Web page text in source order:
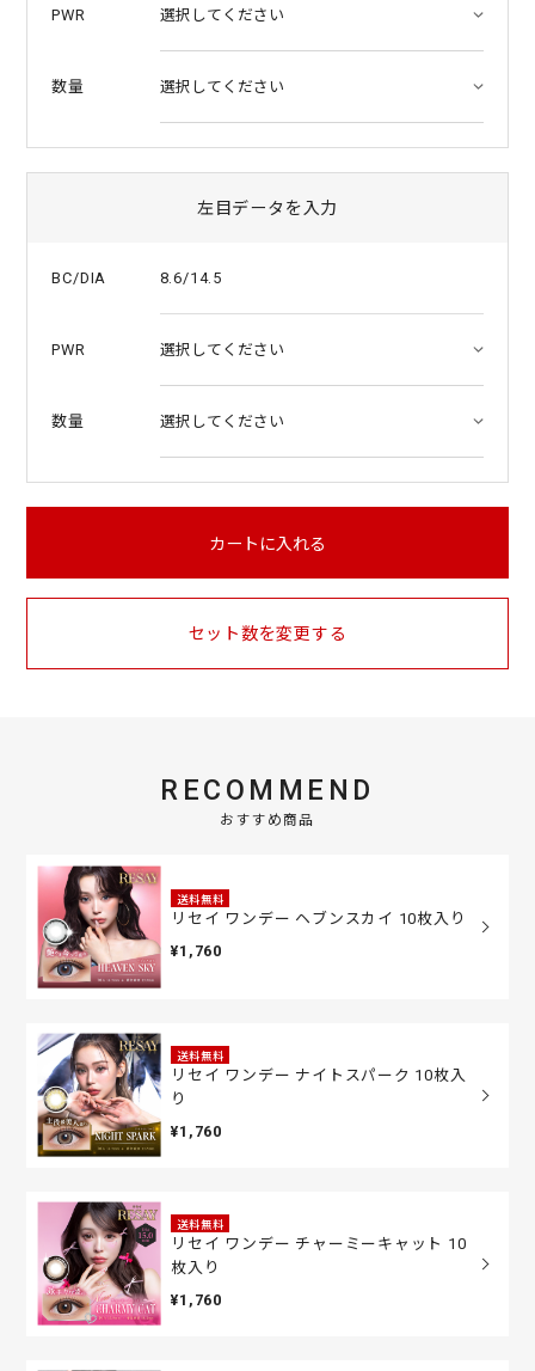
PWR
数量
左目データを入力
BC/DIA 8.6/14.5
PWR
数量
カートに入れる
セット数を変更する
RECOMMEND
おすすめ商品
送料無料
リセイ ワンデー ヘブンスカイ 10枚入り
¥1,760
送料無料
リセイ ワンデー ナイトスパーク 10枚入
り
¥1,760
送料無料
リセイ ワンデー チャーミーキャット 10
枚入り
¥1,760